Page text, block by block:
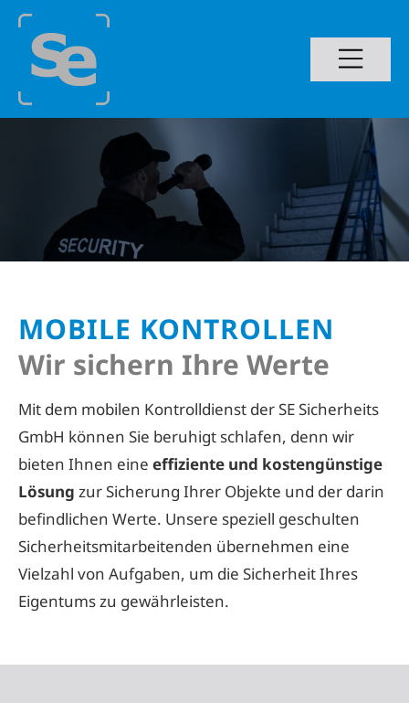
Zum
Hauptinhalt
wechseln
MOBILE KONTROLLEN
Wir sichern Ihre Werte
Mit dem mobilen Kontrolldienst der SE Sicherheits
GmbH können Sie beruhigt schlafen, denn wir
bieten Ihnen eine effiziente und kostengünstige
Lösung zur Sicherung Ihrer Objekte und der darin
befindlichen Werte. Unsere speziell geschulten
Sicherheitsmitarbeitenden übernehmen eine
Vielzahl von Aufgaben, um die Sicherheit Ihres
Eigentums zu gewährleisten.